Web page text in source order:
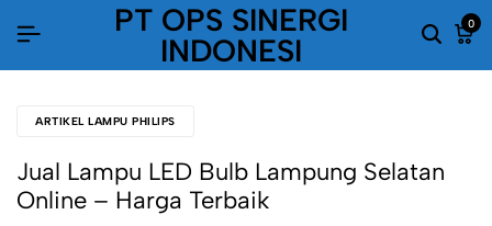
PT OPS SINERGI
INDONESI
0
ARTIKEL LAMPU PHILIPS
Jual Lampu LED Bulb Lampung Selatan
Online – Harga Terbaik